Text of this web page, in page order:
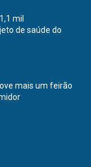
mil
de saúde do
mais um feirão